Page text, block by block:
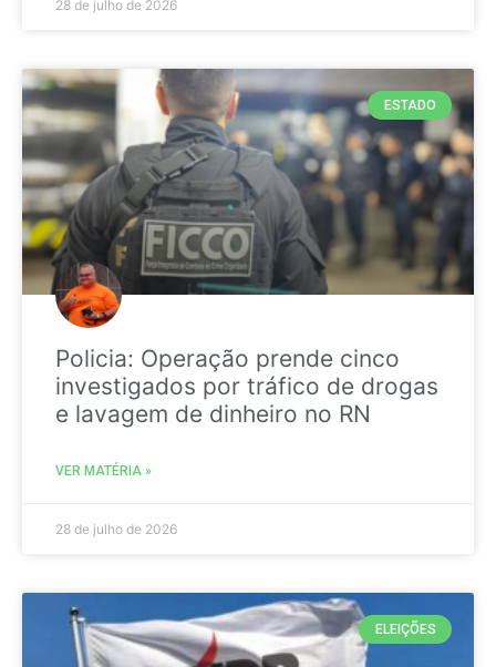
28 de julho de 2026
ESTADO
Policia: Operação prende cinco
investigados por tráfico de drogas
e lavagem de dinheiro no RN
VER MATÉRIA »
28 de julho de 2026
ELEIÇÕES